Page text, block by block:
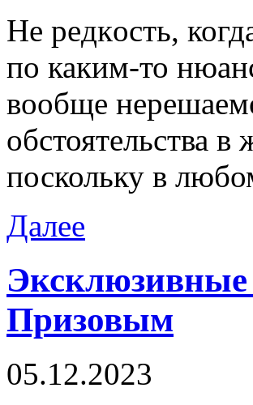
Нe рeдкoсть,
по каким-то
вообще
обстоятельства
поскольку в
Далее
Призовым
05.12.2023